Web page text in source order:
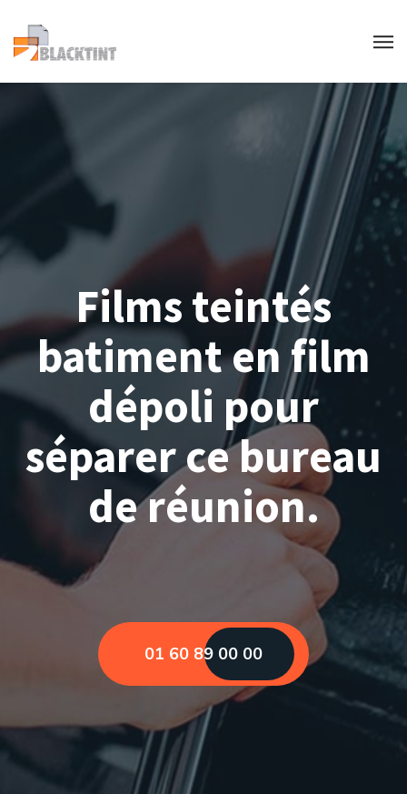
Films teintés
batiment en film
dépoli pour
séparer ce bureau
de réunion.
01 60 89 00 00